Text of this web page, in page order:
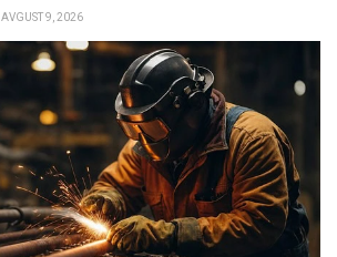
AVGUST 9, 2026